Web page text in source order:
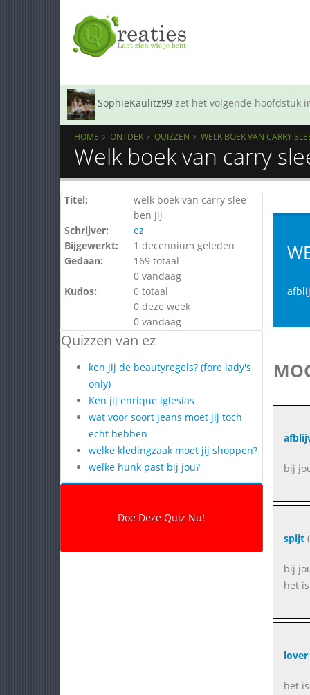
SophieKaulitz99 zet het volgende hoofdstuk
HOME ONTDEK QUIZZEN WELK BOEK VAN CARRY
Welk boek van carry
Titel:
welk boek van carry slee
ben jij
Schrijver:
ez
Bijgewerkt:
1 decennium geleden
Gedaan:
169 totaal
0 vandaag
Kudos:
0 totaal
0 deze week
0 vandaag
Quizzen van ez
ken jij de beautyregels? (fore lady's
only)
Ken jij enrique iglesias
wat voor soort jeans moet jij toch
echt hebben
welke kledingzaak moet jij shoppen?
welke hunk past bij jou?
bij
spijt
bij
het
het